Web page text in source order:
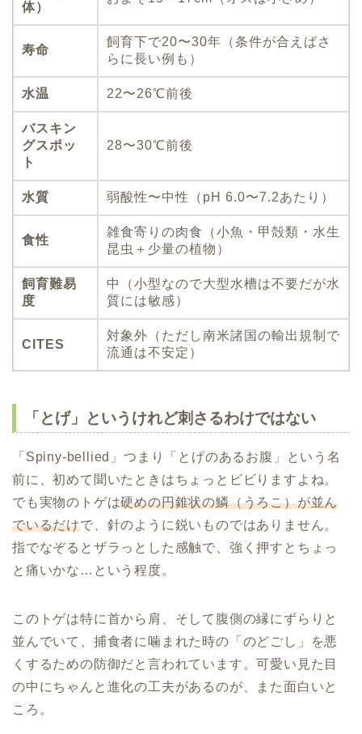
体）
寿命
飼育下で20〜30年（条件が合えばさ
らに長い例も）
水温 22〜26℃前後
バスキン
グスポッ
ト
28〜30℃前後
水質 弱酸性〜中性（pH 6.0〜7.2あたり）
食性
雑食寄りの肉食（小魚・甲殻類・水生
昆虫＋少量の植物）
飼育難易
度
中（小型なので大型水槽は不要だが水
質には敏感）
CITES
対象外（ただし南米諸国の輸出規制で
流通は不安定）
「とげ」というけれど刺さるわけではない
「Spiny-bellied」つまり「とげのあるお腹」という名
前に、初めて聞いたときはちょっとビビりますよね。
でも実物のトゲは硬めの円錐状の鱗（うろこ）が並ん
でいるだけで、針のように鋭いものではありません。
指でなぞるとザラっとした感触で、強く押すとちょっ
と痛いかな…という程度。
このトゲは特に首から肩、そして腹側の縁にずらりと
並んでいて、捕食者に噛まれた時の「のどごし」を悪
くするための防御だと言われています。可愛い見た目
の中にちゃんと進化の工夫があるのが、また面白いと
ころ。